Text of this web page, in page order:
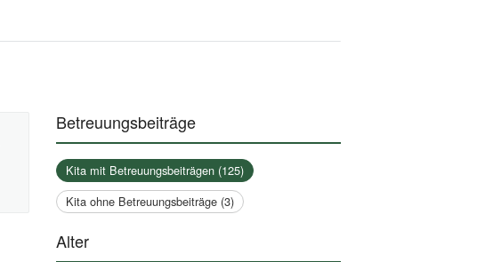
Betreuungsbeiträge
Kita mit Betreuungsbeiträgen (125)
Kita ohne Betreuungsbeiträge (3)
Alter